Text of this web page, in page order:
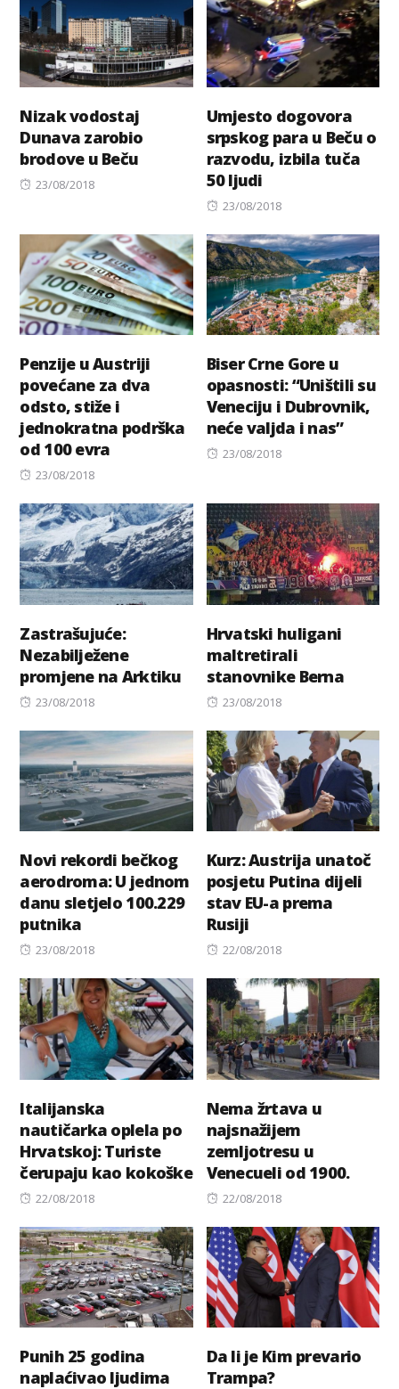
Nizak vodostaj
Dunava zarobio
brodove u Beču
Posted
23/08/2018
Umjesto dogovora
srpskog para u Beču o
razvodu, izbila tuča
50 ljudi
Posted
23/08/2018
Penzije u Austriji
povećane za dva
odsto, stiže i
jednokratna podrška
od 100 evra
Posted
23/08/2018
Biser Crne Gore u
opasnosti: “Uništili su
Veneciju i Dubrovnik,
neće valjda i nas”
Posted
23/08/2018
Zastrašujuće:
Nezabilježene
promjene na Arktiku
Posted
23/08/2018
Hrvatski huligani
maltretirali
stanovnike Berna
Posted
23/08/2018
Novi rekordi bečkog
aerodroma: U jednom
danu sletjelo 100.229
putnika
Posted
23/08/2018
Kurz: Austrija unatoč
posjetu Putina dijeli
stav EU-a prema
Rusiji
Posted
22/08/2018
Italijanska
nautičarka oplela po
Hrvatskoj: Turiste
čerupaju kao kokoške
Posted
22/08/2018
Nema žrtava u
najsnažijem
zemljotresu u
Venecueli od 1900.
Posted
22/08/2018
Punih 25 godina
naplaćivao ljudima
Da li je Kim prevario
Trampa?